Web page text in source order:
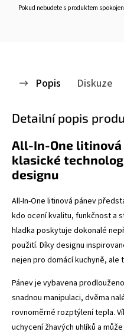
Pokud nebudete s produktem
Popis Diskuze
Detailní popis
All-In-One litinová
klasické
designu
All-In-One litinová pánev
kdo ocení kvalitu, funkčnost a
hladka poskytuje dokonalé
použití. Díky designu
nejen pro domácí kuchyně, ale
Pánev je vybavena
snadnou manipulaci, dvěma
rovnoměrné rozptýlení tepla.
uchycení žhavých uhlíků a